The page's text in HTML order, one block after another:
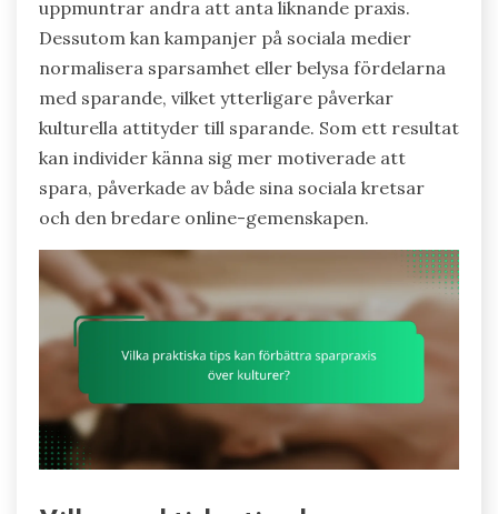
uppmuntrar andra att anta liknande praxis.
Dessutom kan kampanjer på sociala medier
normalisera sparsamhet eller belysa fördelarna
med sparande, vilket ytterligare påverkar
kulturella attityder till sparande. Som ett resultat
kan individer känna sig mer motiverade att
spara, påverkade av både sina sociala kretsar
och den bredare online-gemenskapen.